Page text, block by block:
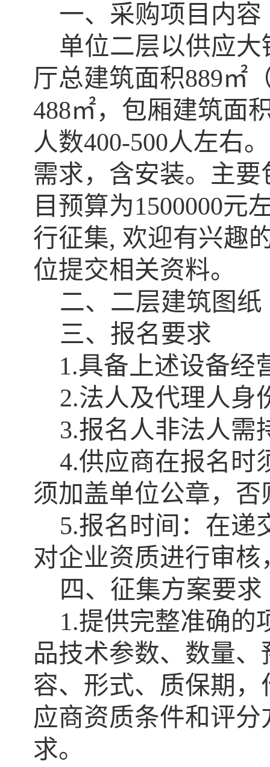
一、 采购项目内容
单位二层以供应
厅总建筑面积889㎡
488㎡，包厢建筑面
人数400-500人左右
需求，含安装。主
目预算为1500000元
行征集, 欢迎有兴趣
位提交相关资料。
二、二层建筑图纸
三、报名要求
1.具备上述设备经
2.法人及代理人身
3.报名人非法人需
4.供应商在报名时
须加盖单位公章，
5.报名时间：在递
对企业资质进行审
四、征集方案要求
1.提供完整准确的
品技术参数、数量
容、形式、质保期
应商资质条件和评
求。